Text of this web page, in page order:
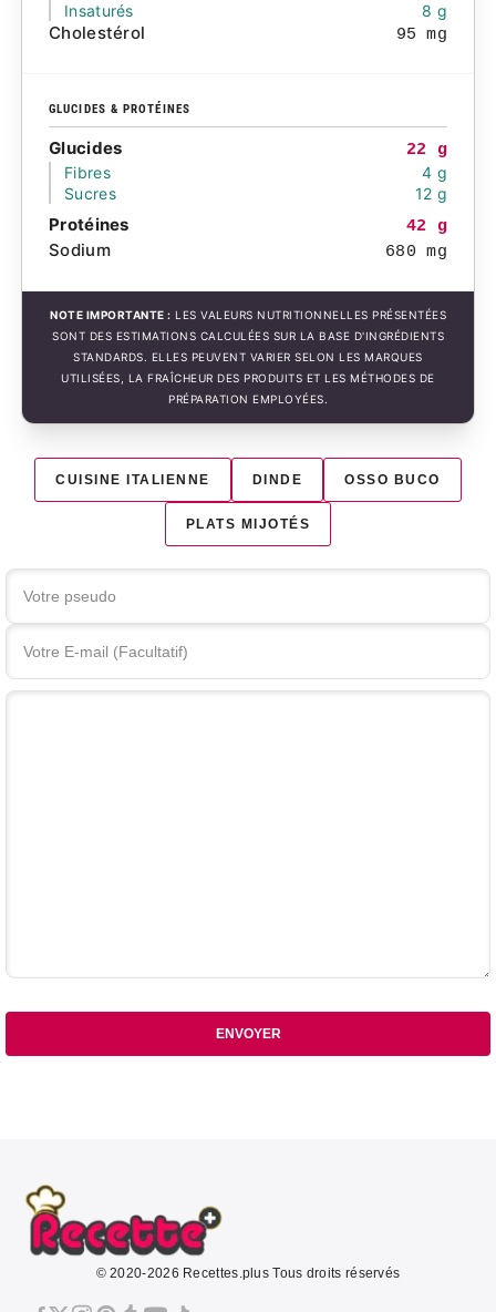
Insaturés
8 g
Cholestérol 95 mg
GLUCIDES & PROTÉINES
Glucides
22 g
Fibres
4 g
Sucres
12 g
Protéines 42 g
Sodium 680 mg
NOTE IMPORTANTE : LES VALEURS NUTRITIONNELLES PRÉSENTÉES
SONT DES ESTIMATIONS CALCULÉES SUR LA BASE D'INGRÉDIENTS
STANDARDS. ELLES PEUVENT VARIER SELON LES MARQUES
UTILISÉES, LA FRAÎCHEUR DES PRODUITS ET LES MÉTHODES DE
PRÉPARATION EMPLOYÉES.
CUISINE ITALIENNE DINDE OSSO BUCO
PLATS MIJOTÉS
Votre commentaire
ENVOYER
© 2020-2026 Recettes.plus Tous droits réservés